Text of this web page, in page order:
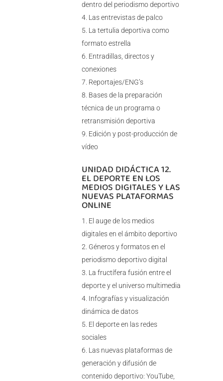
dentro del periodismo deportivo
Las entrevistas de palco
La tertulia deportiva como
formato estrella
Entradillas, directos y
conexiones
Reportajes/ENG’s
Bases de la preparación
técnica de un programa o
retransmisión deportiva
Edición y post-producción de
vídeo
UNIDAD DIDÁCTICA 12.
EL DEPORTE EN LOS
MEDIOS DIGITALES Y LAS
NUEVAS PLATAFORMAS
ONLINE
El auge de los medios
digitales en el ámbito deportivo
Géneros y formatos en el
periodismo deportivo digital
La fructífera fusión entre el
deporte y el universo multimedia
Infografías y visualización
dinámica de datos
El deporte en las redes
sociales
Las nuevas plataformas de
generación y difusión de
contenido deportivo: YouTube,